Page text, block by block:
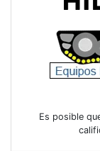
Es posible